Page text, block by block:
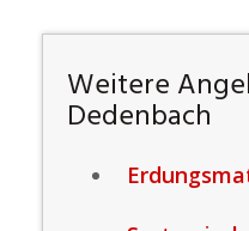
Weitere
Dedenbach